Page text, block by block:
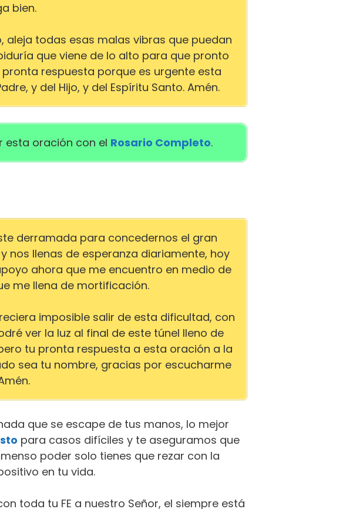
bien.
aleja todas esas malas vibras que puedan
que viene de lo alto para que pronto
respuesta porque es urgente esta
y del Hijo, y del Espíritu Santo. Amén.
esta oración con el Rosario Completo.
derramada para concedernos el gran
nos llenas de esperanza diariamente, hoy
ahora que me encuentro en medio de
me llena de mortificación.
imposible salir de esta dificultad, con
ver la luz al final de este túnel lleno de
tu pronta respuesta a esta oración a la
sea tu nombre, gracias por escucharme
que se escape de tus manos, lo mejor
para casos difíciles y te aseguramos que
poder solo tienes que rezar con la
en tu vida.
toda tu FE a nuestro Señor, el siempre está